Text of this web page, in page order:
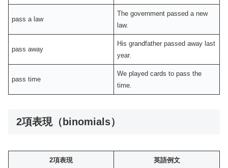
pass a law
The government passed a new
law.
pass away
His grandfather passed away last
year.
pass time
We played cards to pass the
time.
2項表現（binomials）
2項表現 英語例文